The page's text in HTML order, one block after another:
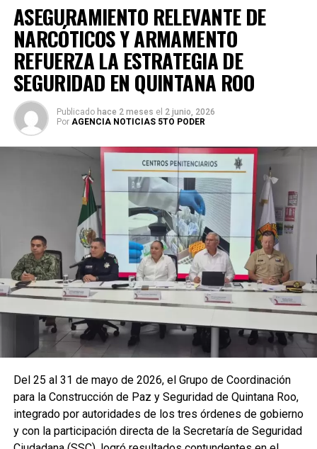
La coordinación tecnológica del C5 y el despliegue
operativo en campo permitieron la recuperación de105
relacionados con reportes de robo o probables
hechos delictivos. Además, se realizaron 24 mil 622
revisiones preventivasa personas y unidades
vehiculares, reforzando la vigilancia en zonas estratégicas
y puntos de alta movilidad.
ASEGURAMIENTO RELEVANTE DE
NARCÓTICOS Y ARMAMENTO
REFUERZA LA ESTRATEGIA DE
SEGURIDAD EN QUINTANA ROO
Publicado hace 2 meses el 2 junio, 2026
Por AGENCIA NOTICIAS 5TO PODER
Del 25 al 31 de mayo de 2026, el Grupo de Coordinación
para la Construcción de Paz y Seguridad de Quintana Roo,
integrado por autoridades de los tres órdenes de gobierno
y con la participación directa de la Secretaría de Seguridad